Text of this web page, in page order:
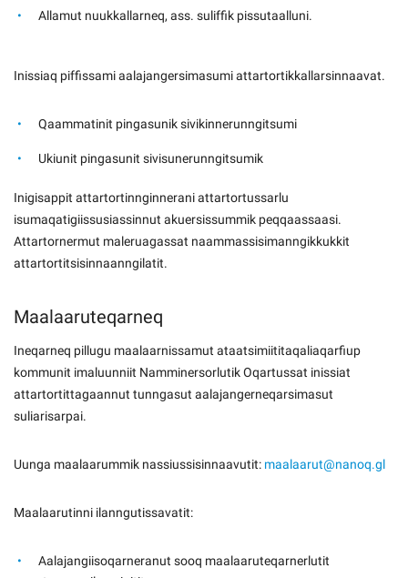
Allamut nuukkallarneq, ass. suliffik pissutaalluni.
Inissiaq piffissami aalajangersimasumi attartortikkallarsinnaavat.
Qaammatinit pingasunik sivikinnerunngitsumi
Ukiunit pingasunit sivisunerunngitsumik
Inigisappit attartortinnginnerani attartortussarlu
isumaqatigiissusiassinnut akuersissummik peqqaassaasi.
Attartornermut maleruagassat naammassisimanngikkukkit
attartortitsisinnaanngilatit.
Maalaaruteqarneq
Ineqarneq pillugu maalaarnissamut ataatsimiititaqaliaqarfiup
kommunit imaluunniit Namminersorlutik Oqartussat inissiat
attartortittagaannut tunngasut aalajangerneqarsimasut
suliarisarpai.
Uunga maalaarummik nassiussisinnaavutit: maalaarut@nanoq.gl
Maalaarutinni ilanngutissavatit:
Aalajangiisoqarneranut sooq maalaaruteqarnerlutit